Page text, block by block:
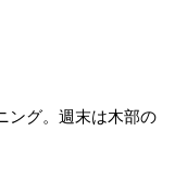
ング。週末は木部の